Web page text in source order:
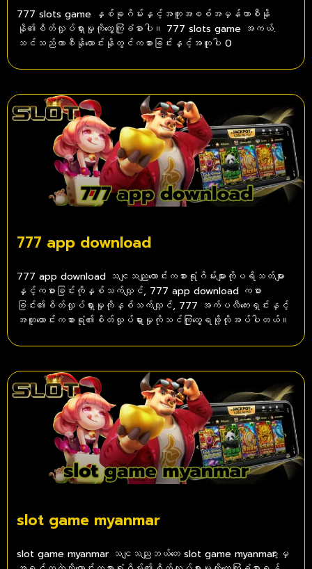
777 slots game နှစ်ခုဂိမ်းနှင့်အတူအစစ်အမှန်ကာစီနို
နို၏စိတ်လှုပ်ရှားမှုကိုတွေ့ကြုံခံစားပါ။ 777 slots game အကယ်.
သင်သည်ကာစီနိုလောင်းနိုတွင်ကစားခြင်းနှင့်အတူပါ 0
777 app download
777 app download သငျသညျလောင်းကစားရုံဂိမ်းများကိုပရိသတ်များ
နှင့်ကစားခြင်းကိုနှစ်သက်လျှင်, 777 app download ကစား
ခြင်း၏စိတ်လှုပ်ရှားမှုကိုနှစ်သက်လျှင်, 777 အက်ပလီကေးရှင်းနှင့်
အတူလောင်းကစားရုံ၏စိတ်လှုပ်ရှားမှုကိုသင်ကြုံတွေ့ရဖို့လိုအပ်ပါတယ်။
slot game myanmar
slot game myanmar သငျသညျဘယ်တေ slot game myanmar ာ့မှ